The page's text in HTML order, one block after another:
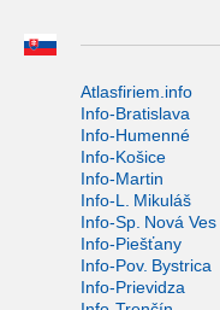
Atlasfiriem.info
Info-Bratislava
Info-Humenné
Info-Košice
Info-Martin
Info-L. Mikuláš
Info-Sp. Nová Ves
Info-Piešťany
Info-Pov. Bystrica
Info-Prievidza